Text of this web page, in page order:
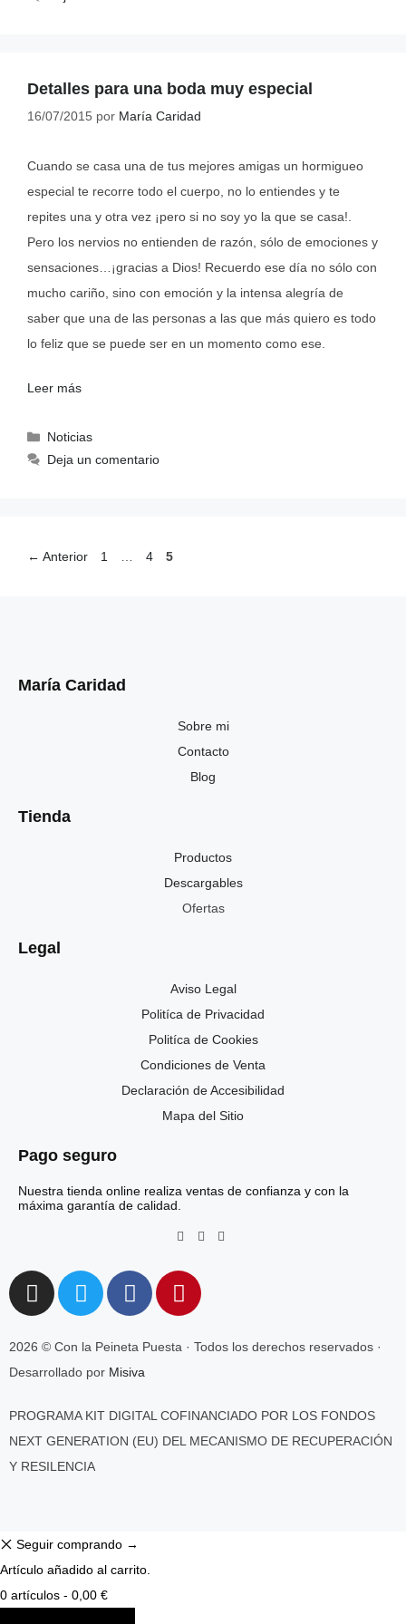
Detalles para una boda muy especial
16/07/2015 por María Caridad
Cuando se casa una de tus mejores amigas un hormigueo
especial te recorre todo el cuerpo, no lo entiendes y te
repites una y otra vez ¡pero si no soy yo la que se casa!.
Pero los nervios no entienden de razón, sólo de emociones y
sensaciones…¡gracias a Dios! Recuerdo ese día no sólo con
mucho cariño, sino con emoción y la intensa alegría de
saber que una de las personas a las que más quiero es todo
lo feliz que se puede ser en un momento como ese.
Leer más
Noticias
Deja un comentario
← Anterior 1 4 5
María Caridad
Sobre mi
Contacto
Blog
Tienda
Productos
Descargables
Ofertas
Legal
Aviso Legal
Politíca de Privacidad
Politíca de Cookies
Condiciones de Venta
Declaración de Accesibilidad
Mapa del Sitio
Pago seguro
Nuestra tienda online realiza ventas de confianza y con la
máxima garantía de calidad.
2026 © Con la Peineta Puesta · Todos los derechos reservados ·
Desarrollado por Misiva
PROGRAMA KIT DIGITAL COFINANCIADO POR LOS FONDOS
NEXT GENERATION (EU) DEL MECANISMO DE RECUPERACIÓN
Y RESILENCIA
Seguir comprando →
Artículo añadido al carrito.
0 artículos - 0,00 €